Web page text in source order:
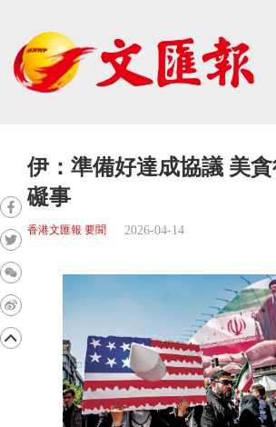
伊：準備好達成協議 美
礙事
香港文匯報 要聞 2026-04-14